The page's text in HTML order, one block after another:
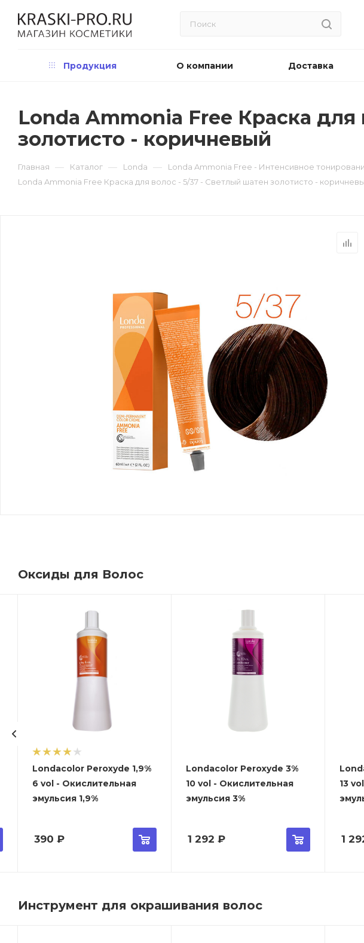
Продукция О компании Доставка
Londa Ammonia Free Краска
золотисто - коричневый
Главная — Каталог — Londa — Londa Ammonia Free - Интенсивное
Londa Ammonia Free Краска для волос - 5/37 - Светлый шатен золотисто -
Оксиды для Волос
Londacolor Peroxyde 1,9%
6 vol - Окислительная
эмульсия 1,9%
390 ₽
Londacolor Peroxyde 3%
10 vol - Окислительная
эмульсия 3%
1 292 ₽
13
1
Инструмент для окрашивания волос